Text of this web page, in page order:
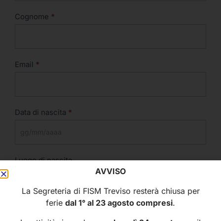
Cognome *
Email *
Data di nascita *
Luogo di nascita
Cellulare*
AVVISO
La Segreteria di FISM Treviso resterà chiusa per
ferie dal 1° al 23 agosto compresi.